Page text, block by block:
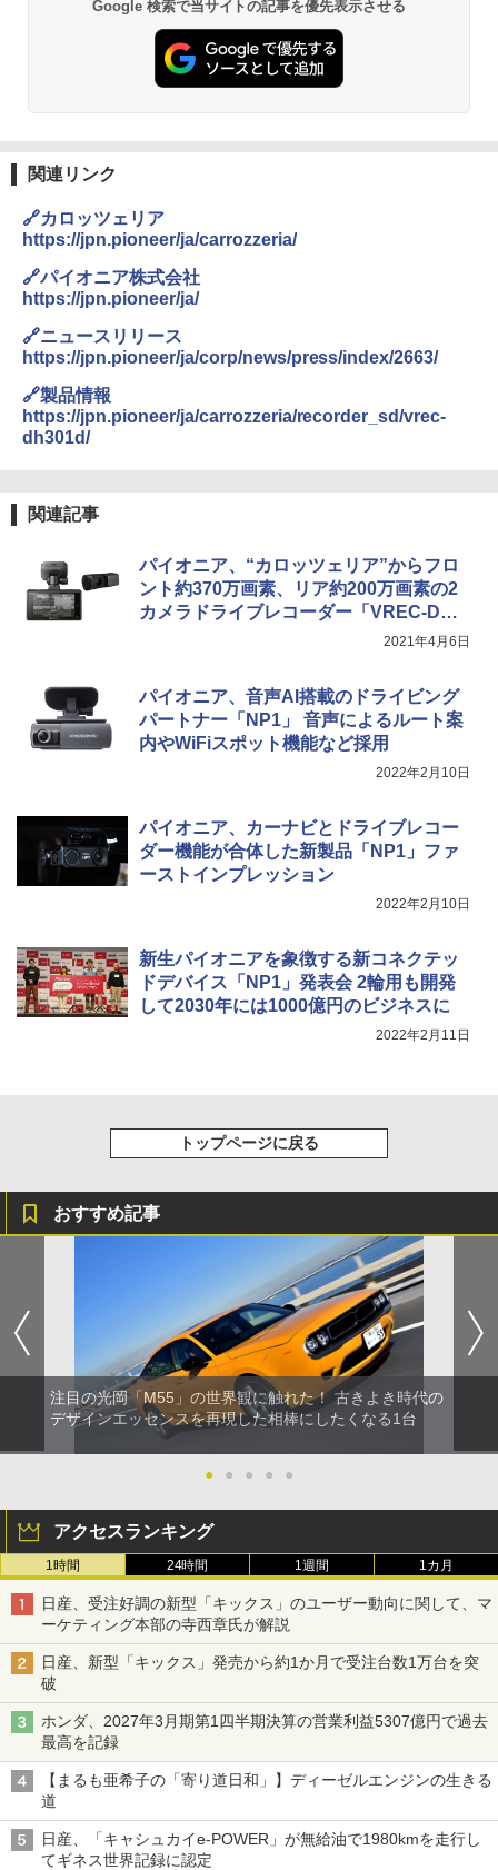
Google 検索で当サイトの記事を優先表示させる
関連リンク
🔗カロッツェリア
https://jpn.pioneer/ja/carrozzeria/
🔗パイオニア株式会社
https://jpn.pioneer/ja/
🔗ニュースリリース
https://jpn.pioneer/ja/corp/news/press/index/2663/
🔗製品情報
https://jpn.pioneer/ja/carrozzeria/recorder_sd/vrec-
dh301d/
関連記事
パイオニア、“カロッツェリア”からフロ
ント約370万画素、リア約200万画素の2
カメラドライブレコーダー「VREC-DH3
2021年4月6日
パイオニア、音声AI搭載のドライビング
パートナー「NP1」 音声によるルート案
内やWiFiスポット機能など採用
2022年2月10日
パイオニア、カーナビとドライブレコー
ダー機能が合体した新製品「NP1」ファ
ーストインプレッション
2022年2月10日
新生パイオニアを象徴する新コネクテッ
ドデバイス「NP1」発表会 2輪用も開発
して2030年には1000億円のビジネスに
2022年2月11日
トップページに戻る
おすすめ記事
注目の光岡「M55」の世界観に触れた！ 古きよき時代の
デザインエッセンスを再現した相棒にしたくなる1台
● ● ● ● ●
アクセスランキング
1時間 24時間 1週間 1カ月
日産、受注好調の新型「キックス」のユーザー動向に関して、マ
ーケティング本部の寺西章氏が解説
日産、新型「キックス」発売から約1か月で受注台数1万台を突
破
ホンダ、2027年3月期第1四半期決算の営業利益5307億円で過去
最高を記録
【まるも亜希子の「寄り道日和」】ディーゼルエンジンの生きる
道
日産、「キャシュカイe-POWER」が無給油で1980kmを走行し
てギネス世界記録に認定